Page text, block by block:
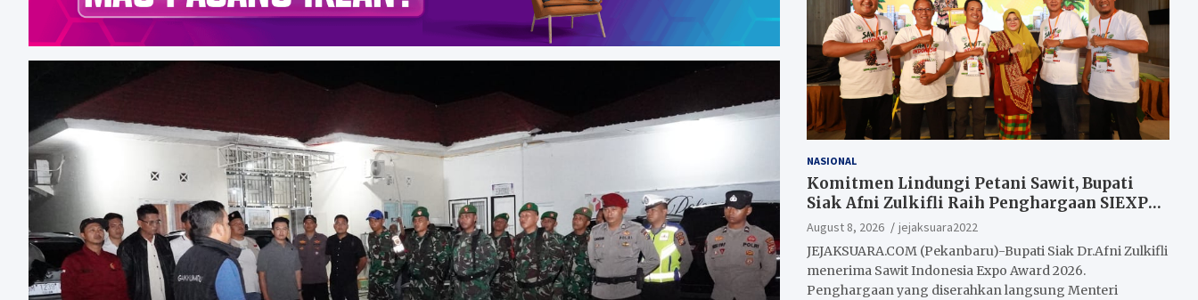
NASIONAL
Komitmen Lindungi Petani Sawit, Bupati
Siak Afni Zulkifli Raih Penghargaan SIEXPO
2026
August 8, 2026
jejaksuara2022
JEJAKSUARA.COM (Pekanbaru)-Bupati Siak Dr.Afni Zulkifli
menerima Sawit Indonesia Expo Award 2026.
Penghargaan yang diserahkan langsung Menteri